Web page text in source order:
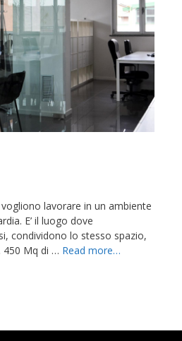
lavorare in un ambiente
E’ il luogo dove
condividono lo stesso spazio,
450 Mq di … Read more…